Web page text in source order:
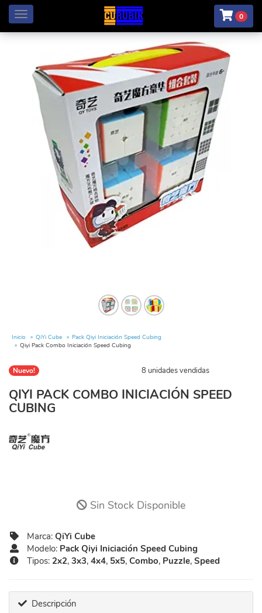
Menú 0
Inicio QiYi Cube
Pack Qiyi Iniciación Speed Cubing
Qiyi Pack Combo Iniciación Speed Cubing
Nuevo! 8 unidades vendidas
QIYI PACK COMBO INICIACIÓN SPEED
CUBING
Sin Stock Disponible
Marca: QiYi Cube
Modelo: Pack Qiyi Iniciación Speed Cubing
Tipos: 2x2, 3x3, 4x4, 5x5, Combo, Puzzle, Speed
Descripción